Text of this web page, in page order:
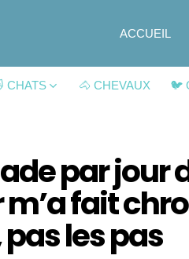
ACCUEIL
CHATS 🐴 CHEVAUX 🐦
par jour
fait
les pas